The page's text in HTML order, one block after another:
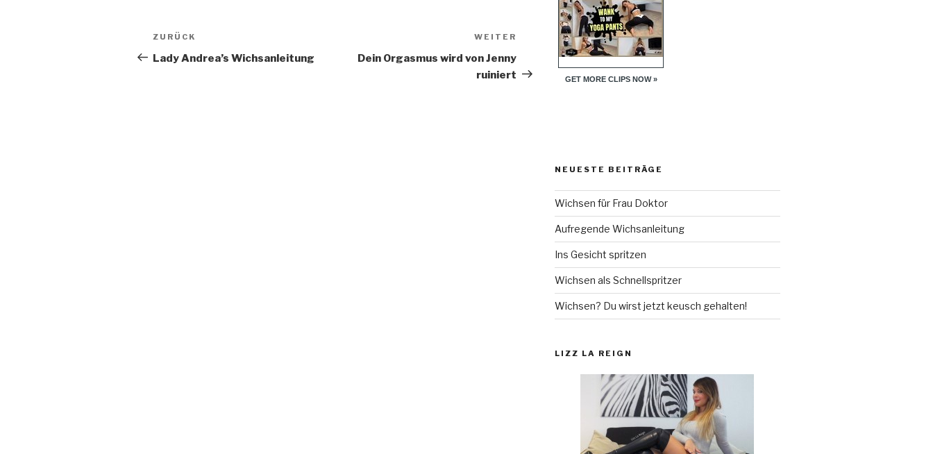
Beitragsnavigation
Vorheriger
Beitrag
ZURÜCK
Lady Andrea’s Wichsanleitung
Nächster
Beitrag
WEITER
Dein Orgasmus wird von Jenny
ruiniert
NEUESTE BEITRÄGE
Wichsen für Frau Doktor
Aufregende Wichsanleitung
Ins Gesicht spritzen
Wichsen als Schnellspritzer
Wichsen? Du wirst jetzt keusch gehalten!
LIZZ LA REIGN